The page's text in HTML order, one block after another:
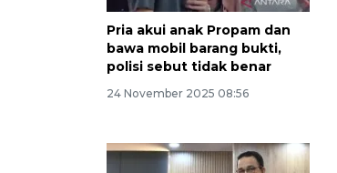
Pria akui anak Propam dan
bawa mobil barang bukti,
polisi sebut tidak benar
24 November 2025 08:56